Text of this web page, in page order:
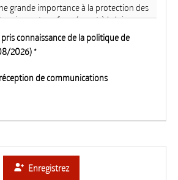
connaissance de la politique de
2026) *
de communications
Enregistrez